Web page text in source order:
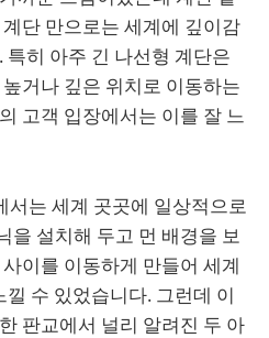
단 만으로는 세계에 깊이감
히 아주 긴 나선형 계단은
거나 깊은 위치로 이동하는
고객 입장에서는 이를 잘 느
서는 세계 곳곳에 일상적으로
을 설치해 두고 먼 배경을 보
이를 이동하게 만들어 세계
수 있었습니다. 그런데 이
판교에서 널리 알려진 두 아